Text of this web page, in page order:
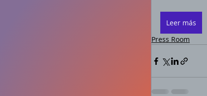
Leer más
Press Room